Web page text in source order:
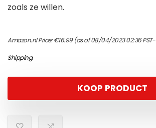
zoals ze willen.
Amazon.nl Price:€16.99(as of 08/04/2023 02:36 PST-
Shipping.
KOOP PRODUCT